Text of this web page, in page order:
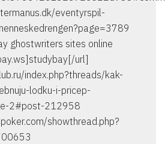
eventyrspil-
ghostwriters sites online
url]
index.php?threads/kak-
lodku-i-pricep-
2#post-212958
showthread.php?